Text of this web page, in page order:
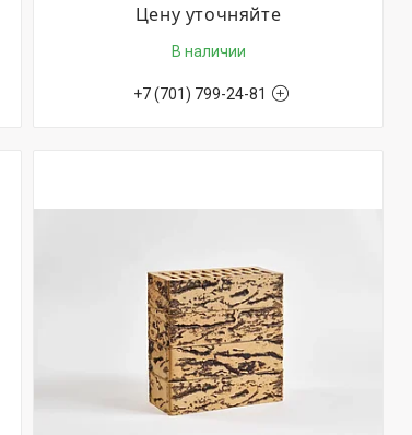
Цену уточняйте
В наличии
+7 (701) 799-24-81